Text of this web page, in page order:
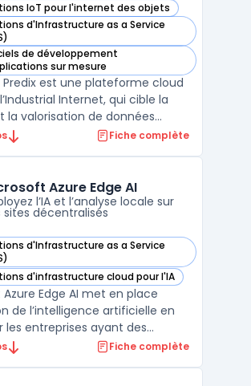
IoT pour l'internet des objets
Digital Predix dans cette catégorie
d'Infrastructure as a Service
Digital Predix dans cette catégorie
de développement
sur mesure
Digital Predix dans cette catégorie
Predix est une plateforme cloud
Internet, qui cible la
la valorisation de données
issues d’actifs connectés. Les
la centralisation et la sécurité
Fiche complète
Azure Edge AI
l’IA et l’analyse locale sur
sites décentralisés
d'Infrastructure as a Service
Azure Edge AI dans cette catégorie
d'infrastructure cloud pour l'IA
Azure Edge AI dans cette catégorie
Edge AI met en place
de l’intelligence artificielle en
les entreprises ayant des
de traitement rapide de flux de
Fiche complète